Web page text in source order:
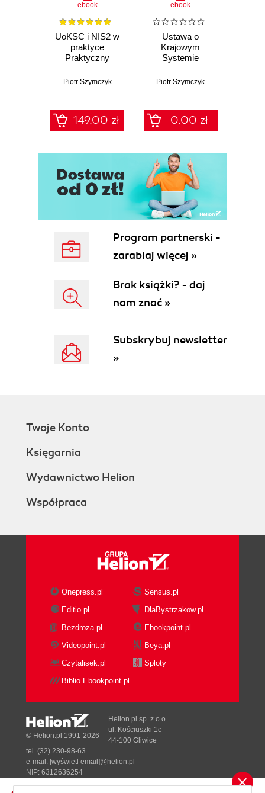
ebook
UoKSC i NIS2 w
praktyce
Praktyczny
implementacji
Cyberbezpieczeństwa
Frameworki,
procedury, audyt
compliance
Piotr Szymczyk
149.00 zł
ebook
Ustawa o
Krajowym
Systemie
(KSC) i NIS2 w
przewodnik po 68
szablonach
NIS2/UoKSC dla
kluczowych i
ważnych
Piotr Szymczyk
0.00 zł
Program partnerski -
zarabiaj więcej »
Brak książki? - daj
nam znać »
Subskrybuj newsletter
»
Twoje Konto
Księgarnia
Wydawnictwo Helion
Współpraca
Onepress.pl
Sensus.pl
Editio.pl
DlaBystrzakow.pl
Bezdroza.pl
Ebookpoint.pl
Videopoint.pl
Beya.pl
Czytalisek.pl
Sploty
Biblio.Ebookpoint.pl
© Helion.pl 1991-2026
Helion.pl sp. z o.o.
ul. Kościuszki 1c
44-100 Gliwice
tel. (32) 230-98-63
e-mail: [wyświetl email]@helion.pl
NIP: 6312636254